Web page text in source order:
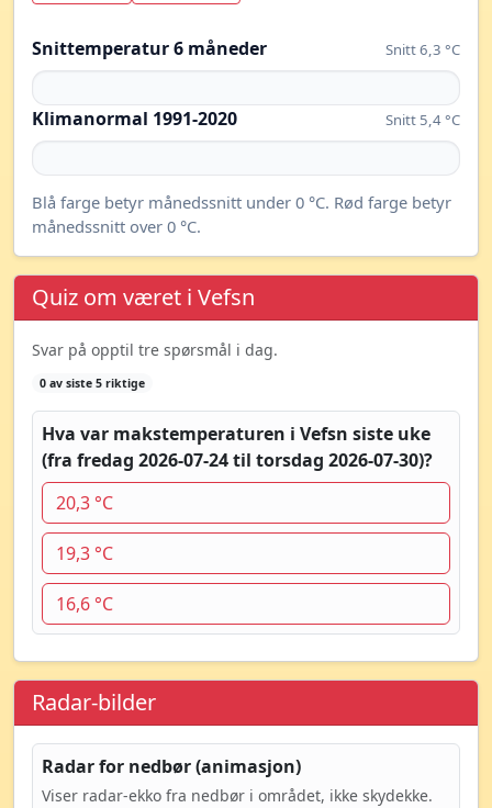
Snittemperatur 6 måneder Snitt 6,3 °C
Klimanormal 1991-2020 Snitt 5,4 °C
Blå farge betyr månedssnitt under 0 °C. Rød farge betyr
månedssnitt over 0 °C.
Quiz om været i Vefsn
Svar på opptil tre spørsmål i dag.
0 av siste 5 riktige
Hva var makstemperaturen i Vefsn siste uke
(fra fredag 2026-07-24 til torsdag 2026-07-30)?
20,3 °C
19,3 °C
16,6 °C
Radar-bilder
Radar for nedbør (animasjon)
Viser radar-ekko fra nedbør i området, ikke skydekke.